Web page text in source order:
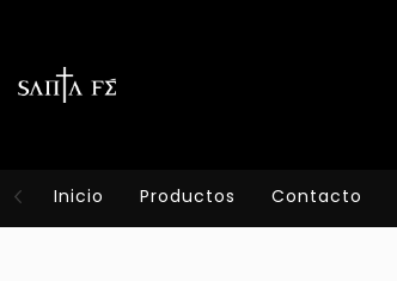
Inicio Productos Contacto